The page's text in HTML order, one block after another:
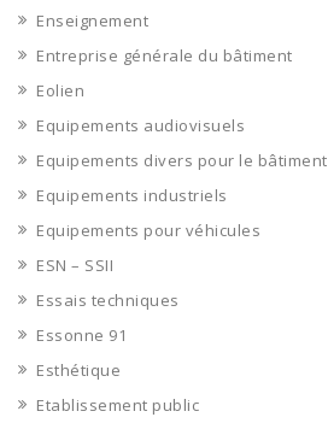
Enseignement
Entreprise générale du bâtiment
Eolien
Equipements audiovisuels
Equipements divers pour le bâtiment
Equipements industriels
Equipements pour véhicules
ESN – SSII
Essais techniques
Essonne 91
Esthétique
Etablissement public